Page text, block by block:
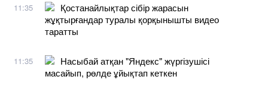
11:35
Қостанайлықтар сібір жарасын
жұқтырғандар туралы қорқынышты видео
таратты
11:35
Насыбай атқан "Яндекс" жүргізушісі
масайып, рөлде ұйықтап кеткен